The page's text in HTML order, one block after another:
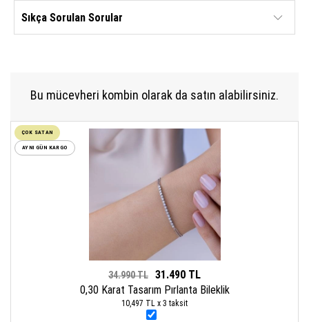
Sıkça Sorulan Sorular
Bu mücevheri kombin olarak da satın alabilirsiniz.
ÇOK SATAN
AYNI GÜN KARGO
34.990 TL
31.490 TL
0,30 Karat Tasarım Pırlanta Bileklik
10,497 TL x 3 taksit